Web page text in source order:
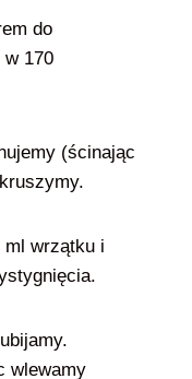
do
w 170
(ścinając
ml wrzątku i
wlewamy